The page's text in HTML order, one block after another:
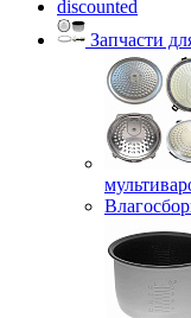
discounted
Запчасти